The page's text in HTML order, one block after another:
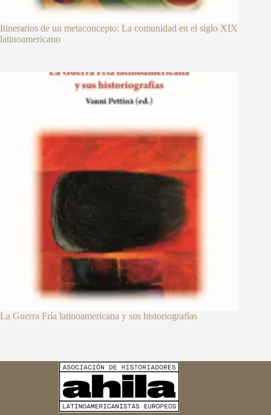
Itinerarios de un metaconcepto: La comunidad en el siglo XIX
latinoamericano
La Guerra Fría latinoamericana y sus historiografías